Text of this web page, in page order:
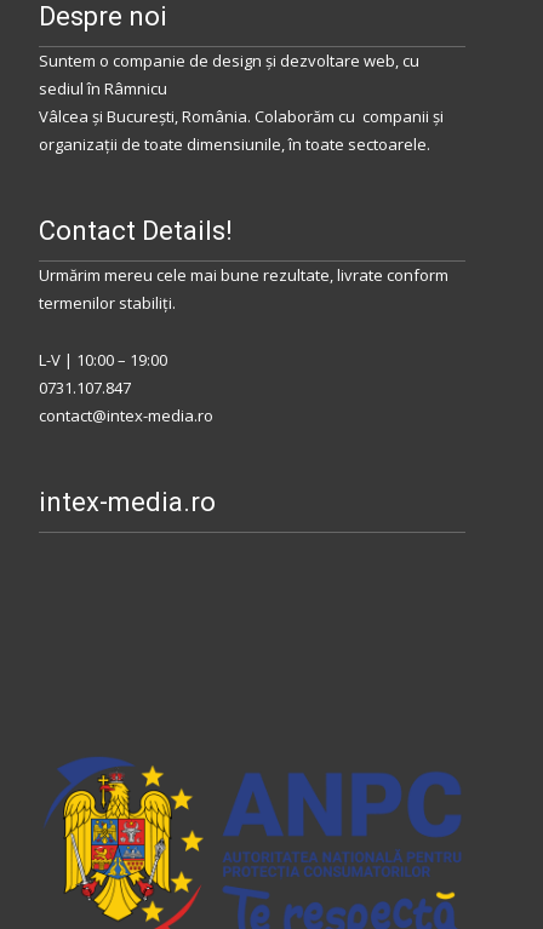
Despre noi
Suntem o companie de design și dezvoltare web, cu
sediulîn Râmnicu
Vâlcea și București,România. Colaborăm cu companii și
organizații de toate dimensiunile, în toate sectoarele.
Contact Details!
Urmărim mereu cele mai bune rezultate, livrate conform
termenilor stabiliţi.
L-V | 10:00 – 19:00
0731.107.847
contact@intex-media.ro
intex-media.ro